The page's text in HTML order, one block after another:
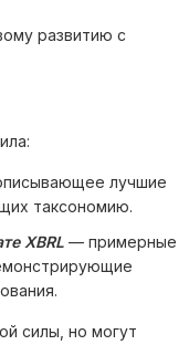
развитию с
лучшие
таксономию.
XBRL — примерные
силы, но могут